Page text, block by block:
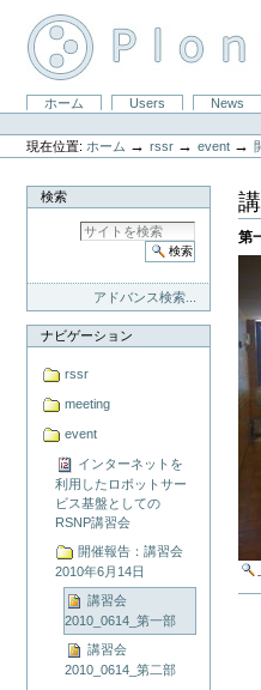
|
シ
ョ
ホーム Users News
ー
ソ
現在位置: ホーム →rssr →event →
検索
アドバンス検索...
ナビゲーション
rssr
meeting
event
インターネットを
利用したロボットサー
ビス基盤としての
RSNP講習会
開催報告：講習会
2010年6月14日
講習会
2010_0614_第一部
講習会
2010_0614_第二部
第